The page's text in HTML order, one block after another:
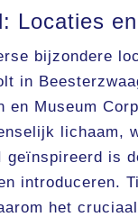
Locaties
bijzondere
in
en Museum
lichaam,
geïnspireerd is
introduceren.
het